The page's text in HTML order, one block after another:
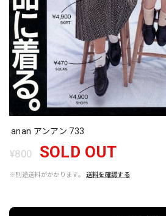
anan アンアン 733
¥800 SOLD OUT
※別途送料がかかります。 送料を確認する